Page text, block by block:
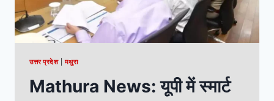
उत्तर प्रदेश|मथुरा
Mathura News: यूपी में स्मार्ट